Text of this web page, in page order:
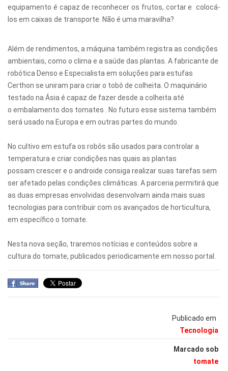
Publicado em
Tecnologia
Marcado sob
tomate
equipamento é capaz de reconhecer os frutos, cortar e colocá-
los em caixas de transporte. Não é uma maravilha?
Além de rendimentos, a máquina também registra as condições
ambientais, como o clima e a saúde das plantas. A fabricante de
robótica Denso e Especialista em soluções para estufas
Certhon se uniram para criar o tobô de colheita. O maquinário
testado na Ásia é capaz de fazer desde a colheita até
o embalamento dos tomates . No futuro esse sistema também
será usado na Europa e em outras partes do mundo.
No cultivo em estufa os robôs são usados para controlar a
temperatura e criar condições nas quais as plantas
possam crescer e o androide consiga realizar suas tarefas sem
ser afetado pelas condições climáticas. A parceria permitirá que
as duas empresas envolvidas desenvolvam ainda mais suas
tecnologias para contribuir com os avançados de horticultura,
em específico o tomate.
Nesta nova seção, traremos notícias e conteúdos sobre a
cultura do tomate, publicados periodicamente em nosso portal.